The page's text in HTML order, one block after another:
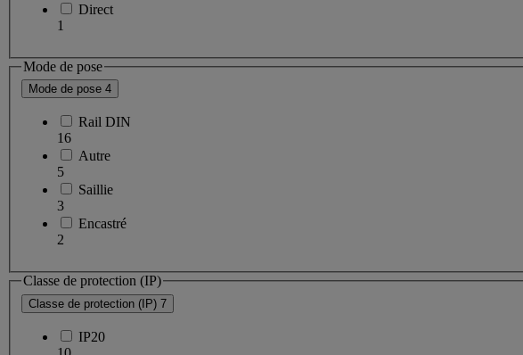
Direct
1
Mode de pose
Mode de pose 4
Rail DIN
16
Autre
5
Saillie
3
Encastré
2
Classe de protection (IP)
Classe de protection (IP) 7
IP20